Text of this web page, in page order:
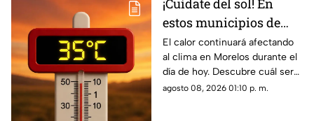
¡Cuídate del sol! En
estos municipios de
Morelos hará más calor
HOY
El calor continuará afectando
al clima en Morelos durante el
día de hoy. Descubre cuál será
la temperatura máxima hoy
agosto 08, 2026 01:10 p. m.